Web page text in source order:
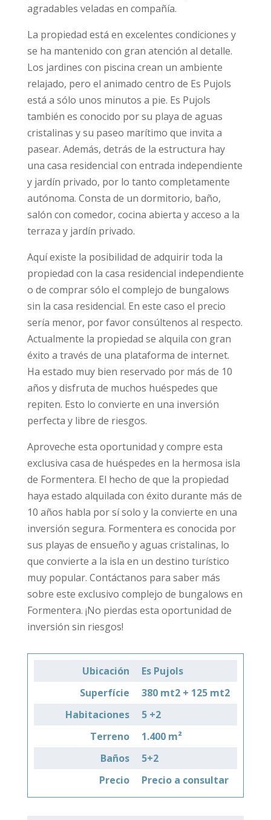
agradables veladas en compañía.
La propiedad está en excelentes condiciones y
se ha mantenido con gran atención al detalle.
Los jardines con piscina crean un ambiente
relajado, pero el animado centro de Es Pujols
está a sólo unos minutos a pie. Es Pujols
también es conocido por su playa de aguas
cristalinas y su paseo marítimo que invita a
pasear. Además, detrás de la estructura hay
una casa residencial con entrada independiente
y jardín privado, por lo tanto completamente
autónoma. Consta de un dormitorio, baño,
salón con comedor, cocina abierta y acceso a la
terraza y jardín privado.
Aquí existe la posibilidad de adquirir toda la
propiedad con la casa residencial independiente
o de comprar sólo el complejo de bungalows
sin la casa residencial. En este caso el precio
sería menor, por favor consúltenos al respecto.
Actualmente la propiedad se alquila con gran
éxito a través de una plataforma de internet.
Ha estado muy bien reservado por más de 10
años y disfruta de muchos huéspedes que
repiten. Esto lo convierte en una inversión
perfecta y libre de riesgos.
Aproveche esta oportunidad y compre esta
exclusiva casa de huéspedes en la hermosa isla
de Formentera. El hecho de que la propiedad
haya estado alquilada con éxito durante más de
10 años habla por sí solo y la convierte en una
inversión segura. Formentera es conocida por
sus playas de ensueño y aguas cristalinas, lo
que convierte a la isla en un destino turístico
muy popular. Contáctanos para saber más
sobre este exclusivo complejo de bungalows en
Formentera. ¡No pierdas esta oportunidad de
inversión sin riesgos!
Ubicación
Es Pujols
Superfície
380 mt2 + 125 mt2
Habitaciones
5 +2
Terreno
1.400 m²
Baños
5+2
Precio
Precio a consultar